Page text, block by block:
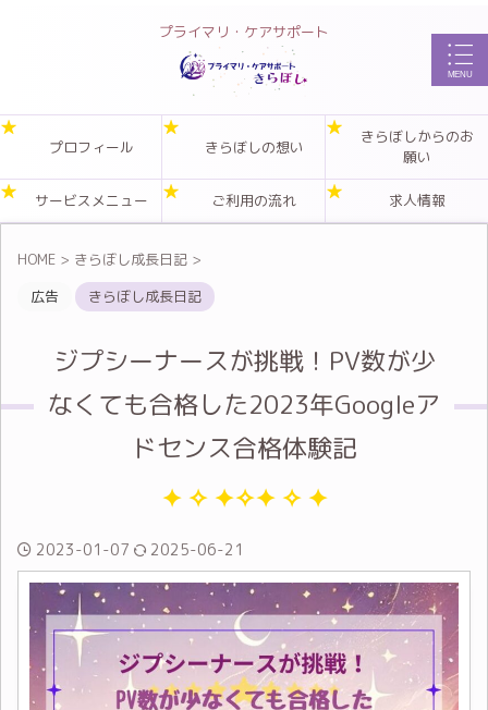
プライマリ・ケアサポート
プロフィール きらぼしの想い
きらぼしからのお
願い
サービスメニュー ご利用の流れ 求人情報
HOME > きらぼし成長日記 >
広告
きらぼし成長日記
ジプシーナースが挑戦！PV数が少
なくても合格した2023年Googleア
ドセンス合格体験記
2023-01-07 2025-06-21